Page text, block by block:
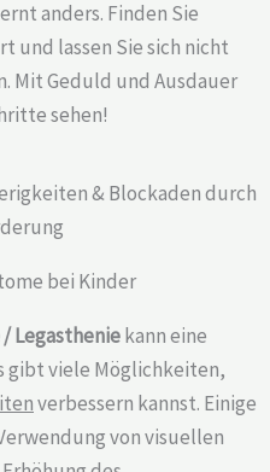
anders. Finden Sie
und lassen Sie sich nicht
Mit Geduld und Ausdauer
sehen!
bei Kinder
Legastheniekann eine
gibt viele Möglichkeiten,
verbessern kannst. Einige
von visuellen